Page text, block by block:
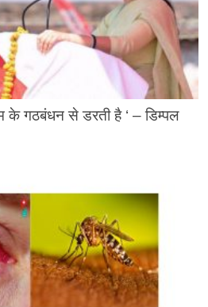
के गठबंधन से डरती है ‘ – डिम्पल